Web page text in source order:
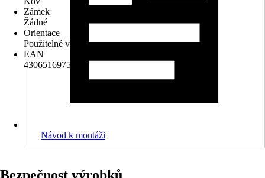
Zámek
Žádné
Orientace
Použitelné vlevo/ vpravo
EAN
4306516975686
Návod k montáži